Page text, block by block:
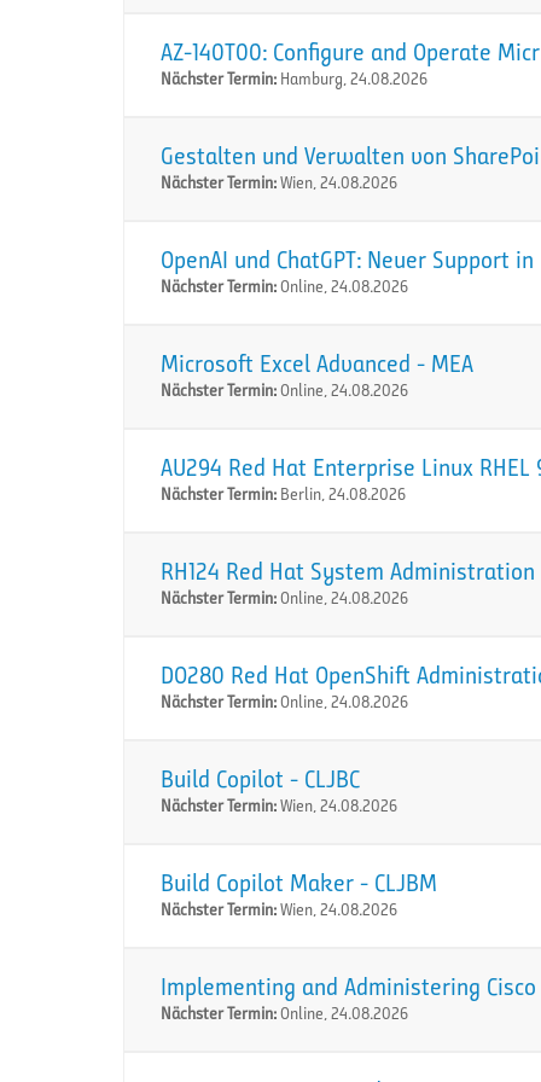
AZ-140T00: Configure and Operate
Nächster Termin: Hamburg, 24.08.2026
Gestalten und Verwalten von
Nächster Termin:Wien, 24.08.2026
OpenAI und ChatGPT: Neuer Support
Nächster Termin:Online, 24.08.2026
Microsoft Excel Advanced - MEA
Nächster Termin:Online, 24.08.2026
AU294 Red Hat Enterprise Linux
Nächster Termin: Berlin, 24.08.2026
RH124 Red Hat System Administration
Nächster Termin:Online, 24.08.2026
DO280 Red Hat OpenShift
Nächster Termin:Online, 24.08.2026
Build Copilot - CLJBC
Nächster Termin:Wien, 24.08.2026
Build Copilot Maker - CLJBM
Nächster Termin:Wien, 24.08.2026
Implementing and Administering Cisco
Nächster Termin:Online, 24.08.2026